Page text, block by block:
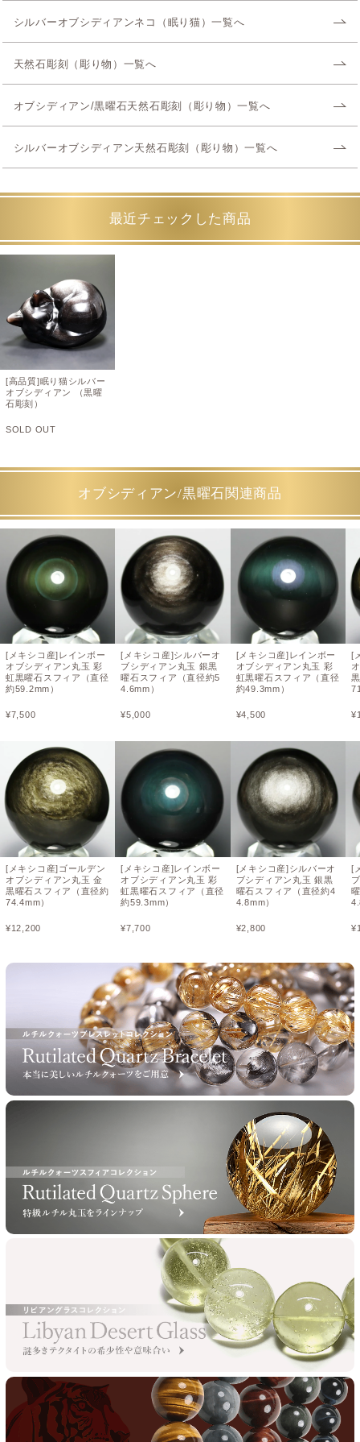
シルバーオブシディアンネコ（眠り猫）一覧へ
天然石彫刻（彫り物）一覧へ
オブシディアン/黒曜石天然石彫刻（彫り物）一覧へ
シルバーオブシディアン天然石彫刻（彫り物）一覧へ
最近チェックした商品
[高品質]眠り猫シルバー
オブシディアン （黒曜
石彫刻）
SOLD OUT
オブシディアン/黒曜石関連商品
[メキシコ産]レインボー
オブシディアン丸玉 彩
虹黒曜石スフィア（直径
約59.2mm）
¥7,500
[メキシコ産]ゴールデン
オブシディアン丸玉 金
黒曜石スフィア（直径約
74.4mm）
¥12,200
[メキシコ産]シルバーオ
ブシディアン丸玉 銀黒
曜石スフィア（直径約5
4.6mm）
¥5,000
[メキシコ産]レインボー
オブシディアン丸玉 彩
虹黒曜石スフィア（直径
約59.3mm）
¥7,700
[メキシコ産]レインボー
オブシディアン丸玉 彩
虹黒曜石スフィア（直径
約49.3mm）
¥4,500
[メキシコ産]シルバーオ
ブシディアン丸玉 銀黒
曜石スフィア（直径約4
4.8mm）
¥2,800
[
¥
[
¥